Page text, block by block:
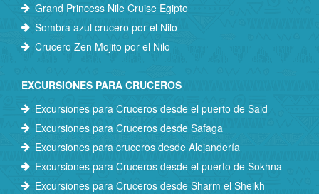
Grand Princess Nile Cruise Egipto
Sombra azul crucero por el Nilo
Crucero Zen Mojito por el Nilo
EXCURSIONES PARA CRUCEROS
Excursiones para Cruceros desde el puerto de Said
Excursiones para Cruceros desde Safaga
Excursiones para cruceros desde Alejandería
Excursiones para Cruceros desde el puerto de Sokhna
Excursiones para Cruceros desde Sharm el Sheikh